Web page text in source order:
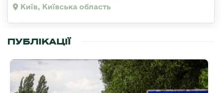
Київ, Київська область
ПУБЛІКАЦІЇ